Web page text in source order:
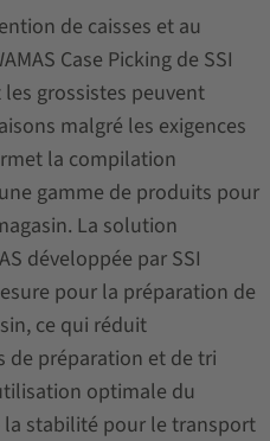
de caisses et au
Case Picking de SSI
les grossistes peuvent
malgré les exigences
la compilation
gamme de produits pour
La solution
développée par SSI
pour la préparation de
ce qui réduit
de préparation et de tri
optimale du
stabilité pour le transport